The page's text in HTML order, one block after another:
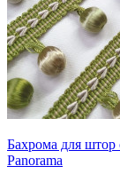
Бахрома для
Panorama